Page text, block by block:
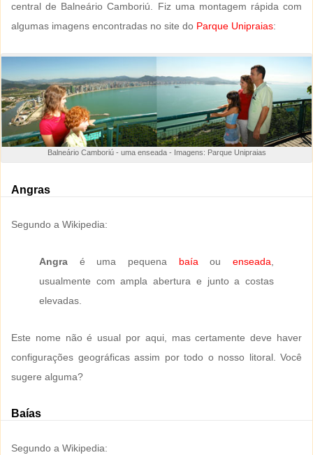
central de Balneário Camboriú. Fiz uma montagem rápida com
algumas imagens encontradas no site do Parque Unipraias:
Balneário Camboriú - uma enseada - Imagens: Parque Unipraias
Angras
Segundo a Wikipedia:
Angra é uma pequena baía ouenseada
usualmente com ampla abertura e junto a costas
elevadas.
Este nome não é usual por aqui, mas certamente deve haver
configurações geográficas assim por todo o nosso litoral. Você
sugere alguma?
Baías
Segundo a Wikipedia: